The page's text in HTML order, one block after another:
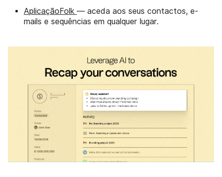
AplicaçãoFolk — aceda aos seus contactos, e-
mails e sequências em qualquer lugar.